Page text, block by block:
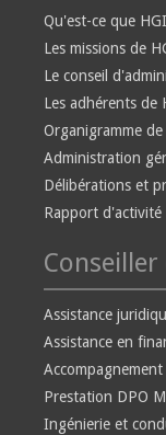
Qu'est-ce que
Les missions de
Le conseil
Les adhérents de
Organigramme
Administration
Délibérations et
Rapport d'activité
Assistance
Assistance en
Prestation DPO
Ingénierie et